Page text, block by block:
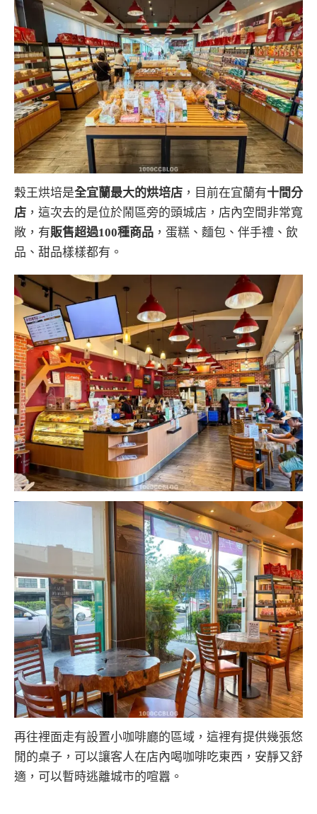
穀王烘培是全宜蘭最大的烘培店 ，目前在宜蘭有十間分
店 ，這次去的是位於鬧區旁的頭城店，店內空間非常寬
敞，有販售超過100種商品 ，蛋糕、麵包、伴手禮、飲
品、甜品樣樣都有。
再往裡面走有設置小咖啡廳的區域，這裡有提供幾張悠
閒的桌子，可以讓客人在店內喝咖啡吃東西，安靜又舒
適，可以暫時逃離城市的喧囂。